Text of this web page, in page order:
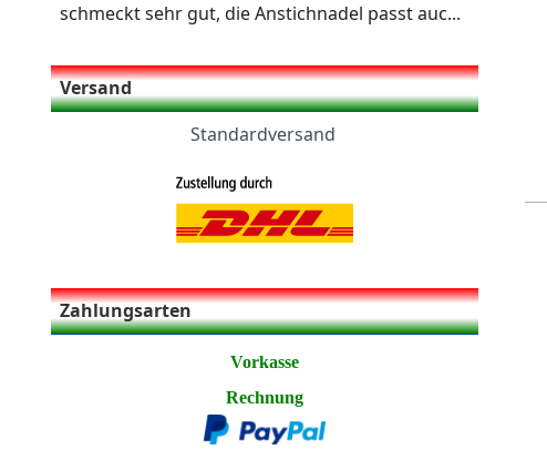
schmeckt sehr gut, die Anstichnadel passt auc...
Versand
Standardversand
Zahlungsarten
Vorkasse
Rechnung